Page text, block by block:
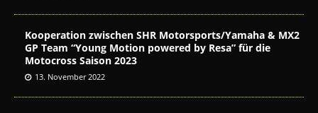
Kooperation zwischen SHR Motorsports/Yamaha & MX2
GP Team “Young Motion powered by Resa” für die
Motocross Saison 2023
13. November 2022